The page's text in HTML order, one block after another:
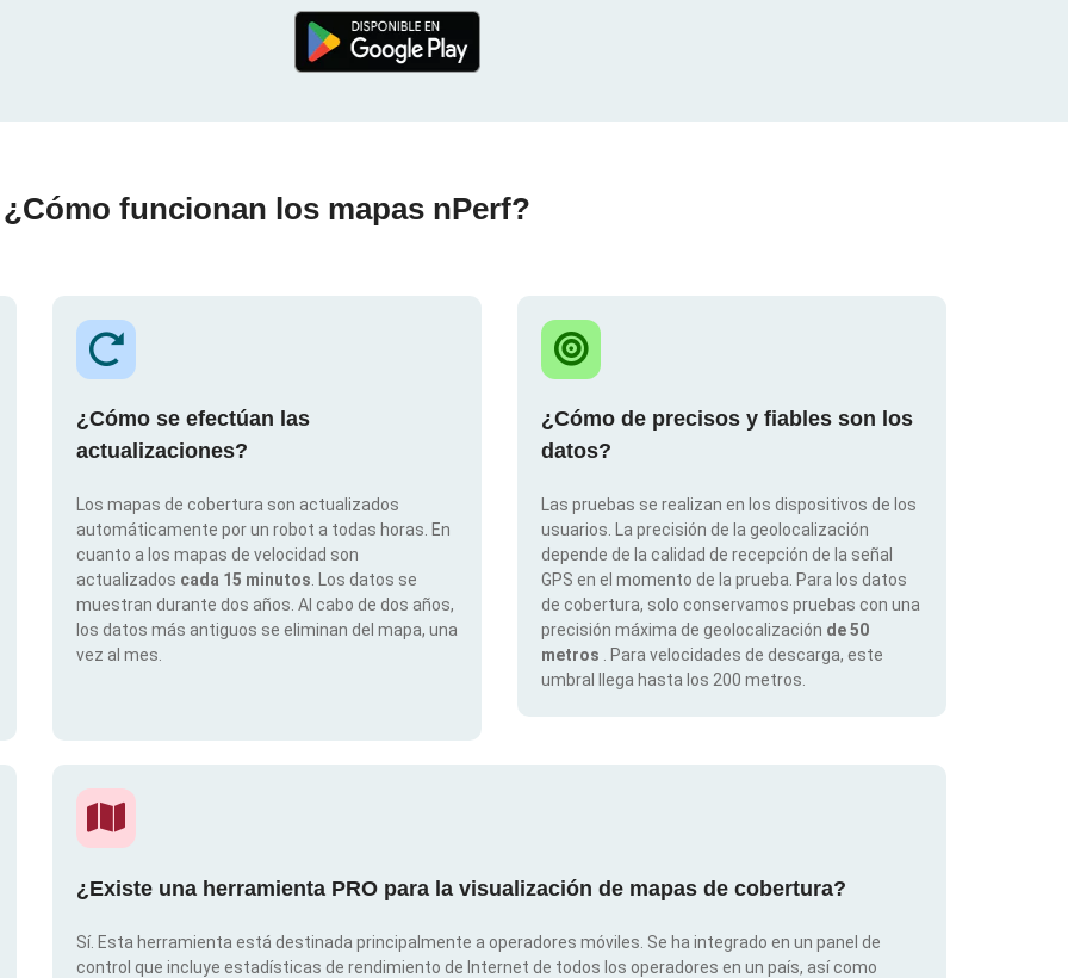
¿Cómo funcionan los mapas nPerf?
¿Cómo se efectúan las
actualizaciones?
Los mapas de cobertura son actualizados
automáticamente por un robot a todas horas. En
cuanto a los mapas de velocidad son
actualizados cada 15 minutos . Los datos se
muestran durante dos años. Al cabo de dos años,
los datos más antiguos se eliminan del mapa, una
vez al mes.
¿Cómo de precisos y fiables son los
datos?
Las pruebas se realizan en los dispositivos de los
usuarios. La precisión de la geolocalización
depende de la calidad de recepción de la señal
GPS en el momento de la prueba. Para los datos
de cobertura, solo conservamos pruebas con una
precisión máxima de geolocalización de 50
metros
. Para velocidades de descarga, este
umbral llega hasta los 200 metros.
¿Existe una herramienta PRO para la visualización de mapas de cobertura?
Sí. Esta herramienta está destinada principalmente a operadores móviles. Se ha integrado en un panel de
control que incluye estadísticas de rendimiento de Internet de todos los operadores en un país, así como